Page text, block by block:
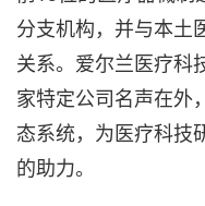
分支机构，并与本土
关系。爱尔兰医疗科
家特定公司名声在外
态系统，为医疗科技
的助力。